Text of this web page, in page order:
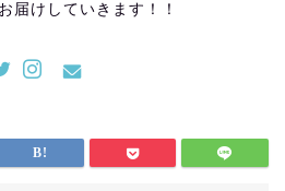
届けしていきます！！